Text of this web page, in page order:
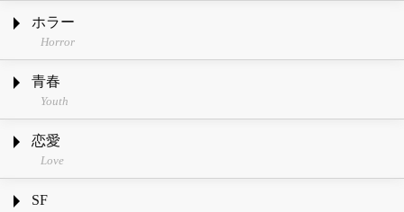
ホラー
Horror
青春
Youth
恋愛
Love
SF